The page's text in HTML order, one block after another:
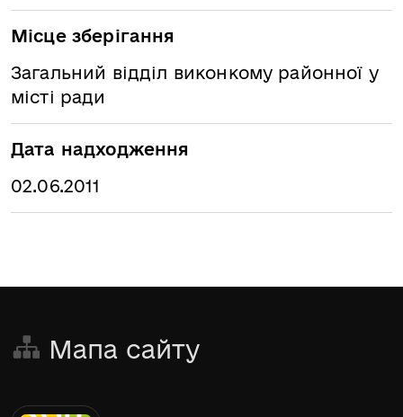
Місце зберігання
Загальний відділ виконкому районної у
місті ради
Дата надходження
02.06.2011
Мапа сайту